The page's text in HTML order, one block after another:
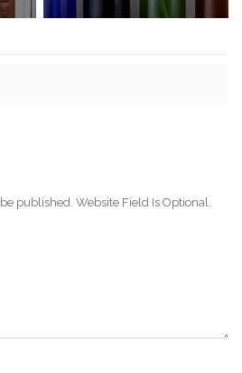
published. Website Field Is Optional.